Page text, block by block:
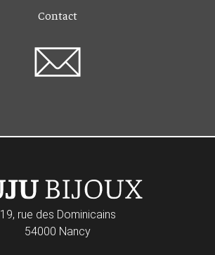
Contact
19, rue des Dominicains
54000 Nancy